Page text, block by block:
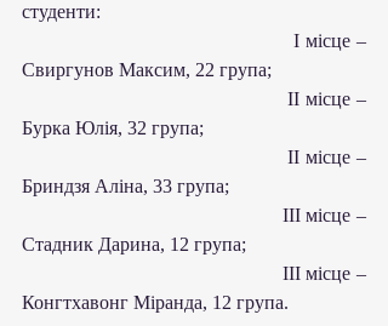
студенти:
                                              І місце –
Свиргунов Максим, 22 група;
                                              ІІ місце –
Бурка Юлія, 32 група;
                                              ІІ місце –
Бриндзя Аліна, 33 група;
Стадник Дарина, 12 група;
Конгтхавонг Міранда, 12 група.